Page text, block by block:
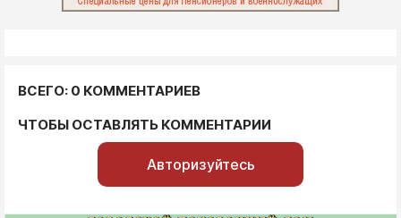
ВСЕГО: 0 КОММЕНТАРИЕВ
ЧТОБЫ ОСТАВЛЯТЬ КОММЕНТАРИИ
Авторизуйтесь